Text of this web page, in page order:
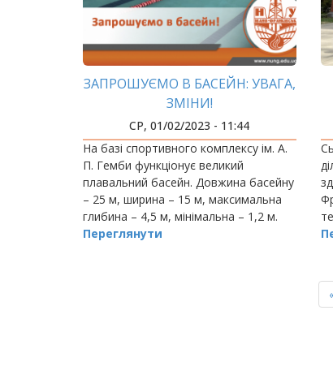
ЗАПРОШУЄМО В БАСЕЙН: УВАГА,
ЗМІНИ!
СР, 01/02/2023 - 11:44
На базі спортивного комплексу ім. А.
П. Гемби функціонує великий
плавальний басейн. Довжина басейну
– 25 м, ширина – 15 м, максимальна
глибина – 4,5 м, мінімальна – 1,2 м.
Переглянути